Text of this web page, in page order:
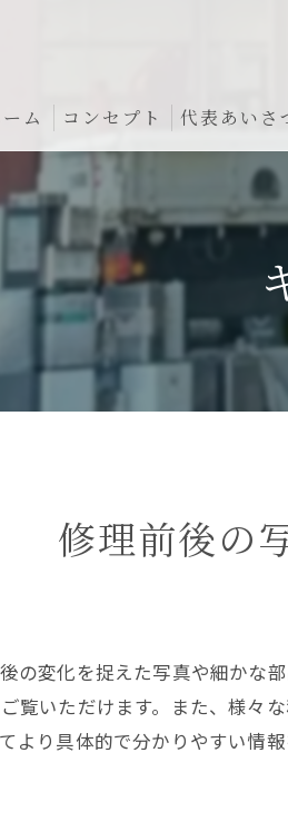
ム コンセプト 代表あいさ
修理前後の
の変化を捉えた写真や細かな
覧いただけます。また、様々
より具体的で分かりやすい情